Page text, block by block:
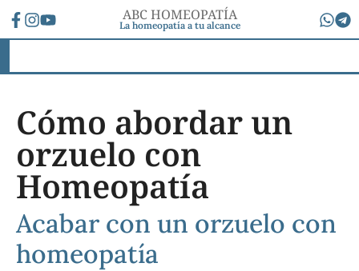
ABC HOMEOPATÍA
La homeopatía a tu alcance
Cómo abordar un
orzuelo con
Homeopatía
Acabar con un orzuelo con
homeopatía